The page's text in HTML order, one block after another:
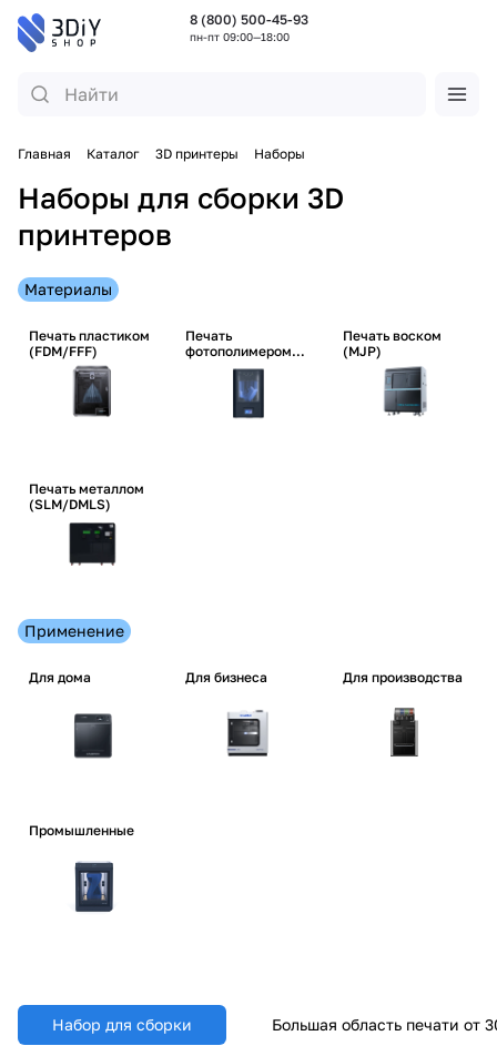
8 (800) 500-45-93
пн-пт 09:00—18:00
Главная Каталог 3D принтеры Наборы
Наборы для сборки 3D
принтеров
Материалы
Печать пластиком
(FDM/FFF)
Печать
фотополимером
(SLA/DLP/LCD)
Печать воском
(MJP)
Печать металлом
(SLM/DMLS)
Применение
Для дома Для бизнеса Для производства
Промышленные
Набор для сборки Большая область печати от